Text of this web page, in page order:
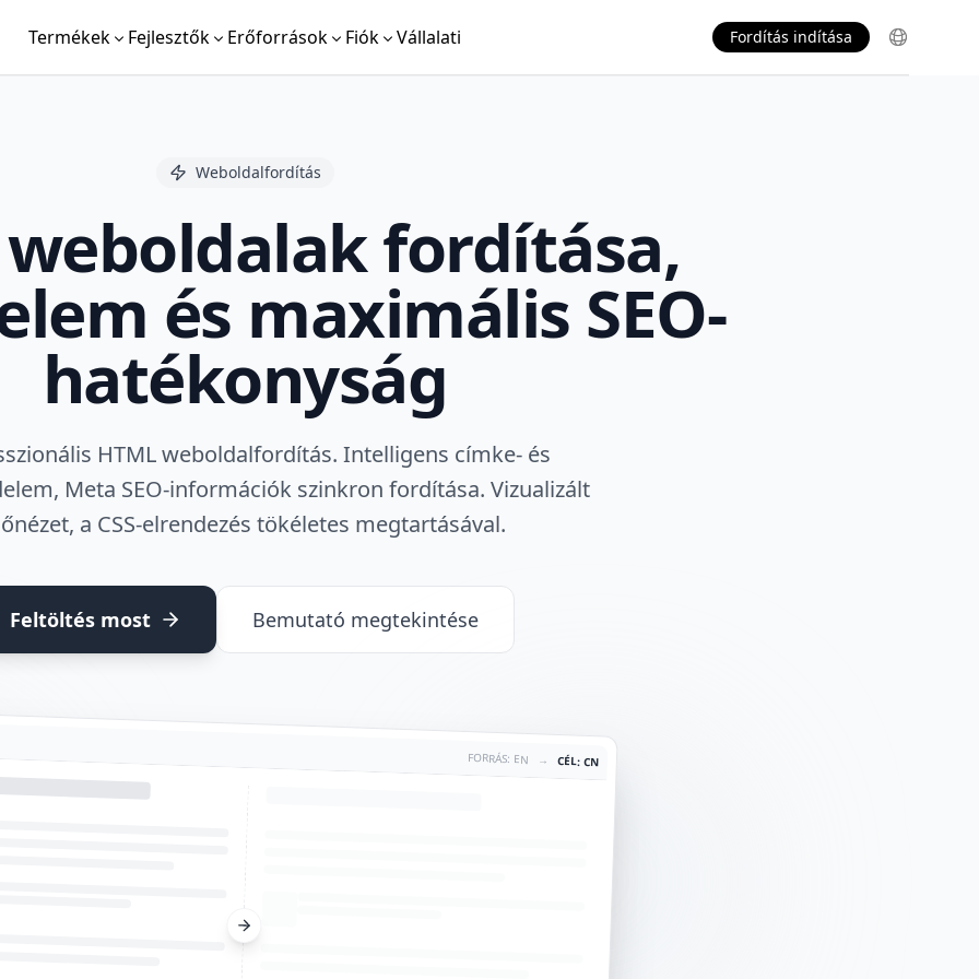
Termékek Fejlesztők Erőforrások Fiók Vállalati Fordítás indítása
Weboldalfordítás
fordítása,
és maximális SEO-
hatékonyság
HTML weboldalfordítás. Intelligens címke- és
Meta SEO-információk szinkron fordítása. Vizualizált
a CSS-elrendezés tökéletes megtartásával.
Feltöltés most Bemutató megtekintése
FORRÁS: EN → CÉL: CN